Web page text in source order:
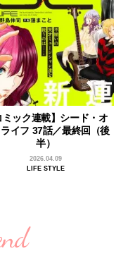
ミック連載】シード・オ
イフ 37話／最終回（後
半）
2026.04.09
LIFE STYLE